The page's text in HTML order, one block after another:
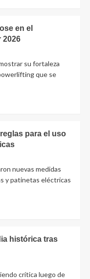
en el
2026
su fortaleza
que se
para el uso
nuevas medidas
y patinetas eléctricas
histórica tras
crítica luego de